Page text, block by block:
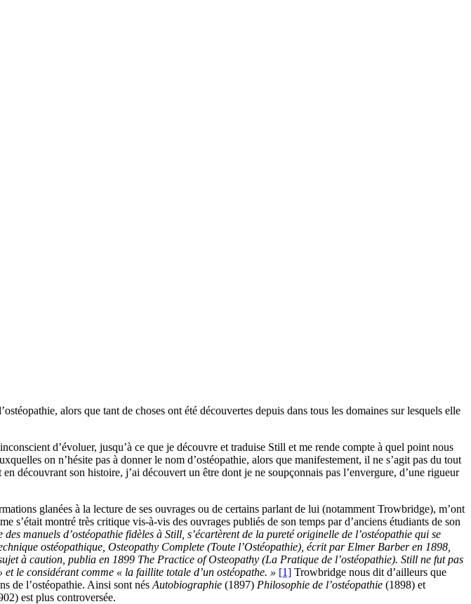
alors que tant de choses ont été découvertes depuis dans tous les domaines sur lesquels elle
d’évoluer, jusqu’à ce que je découvre et traduise Still et me rende compte à quel point nous
on n’hésite pas à donner le nom d’ostéopathie, alors que manifestement, il ne s’agit pas du tout
découvrant son histoire, j’ai découvert un être dont je ne soupçonnais pas l’envergure, d’une rigueur
glanées à la lecture de ses ouvrages ou de certains parlant de lui (notamment Trowbridge), m’ont
montré très critique vis-à-vis des ouvrages publiés de son temps par d’anciens étudiants de son
manuels d’ostéopathie fidèles à Still, s’écartèrent de la pureté originelle de l’ostéopathie qui se
ostéopathique, Osteopathy Complete (Toute l’Ostéopathie), écrit par Elmer Barber en 1898,
à caution, publia en 1899 The Practice of Osteopathy (La Pratique de l’ostéopathie). Still ne fut pas
le considérant comme « la faillite totale d’un ostéopathe. » [1] Trowbridge nous dit d’ailleurs que
de l’ostéopathie. Ainsi sont nés Autobiographie (1897) Philosophie de l’ostéopathie (1898) et
est plus controversée.